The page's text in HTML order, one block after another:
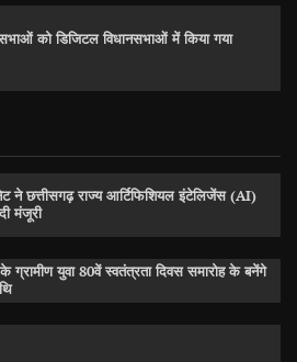
को डिजिटल विधानसभाओं में किया गया
ने छत्तीसगढ़ राज्य आर्टिफिशियल इंटेलिजेंस (AI)
मंजूरी
ग्रामीण युवा 80वें स्वतंत्रता दिवस समारोह के बनेंगे